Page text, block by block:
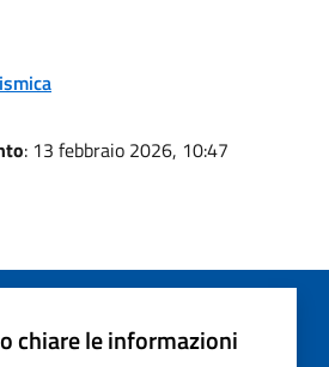
: 13 febbraio 2026, 10:47
chiare le informazioni